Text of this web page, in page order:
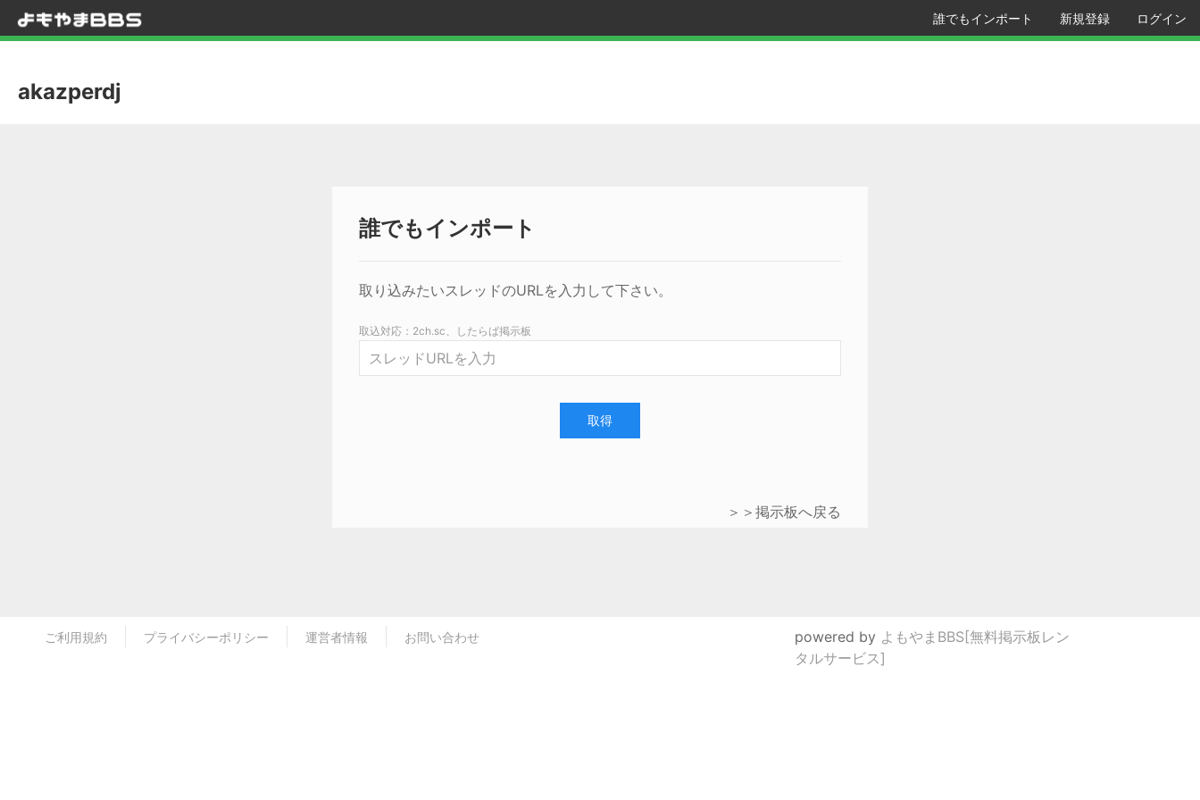
誰でもインポート 新規登録 ログイン
akazperdj
誰でもインポート
取り込みたいスレッドのURLを入力して下さい。
取込対応：2ch.sc、したらば掲示板
取得
＞＞掲示板へ戻る
ご利用規約 プライバシーポリシー 運営者情報 お問い合わせ powered by よもやまBBS[無料掲示板レン
タルサービス]